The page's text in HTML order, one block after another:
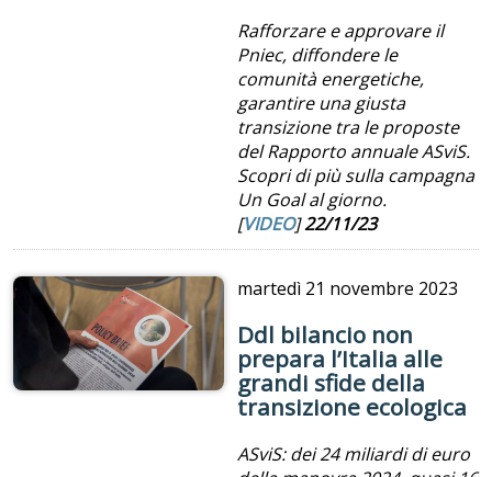
Rafforzare e approvare il
Pniec, diffondere le
comunità energetiche,
garantire una giusta
transizione tra le proposte
del Rapporto annuale ASviS.
Scopri di più sulla campagna
Un Goal al giorno.
[VIDEO]22/11/23
martedì 21 novembre 2023
Ddl bilancio non
prepara l’Italia alle
grandi sfide della
transizione ecologica
ASviS: dei 24 miliardi di euro